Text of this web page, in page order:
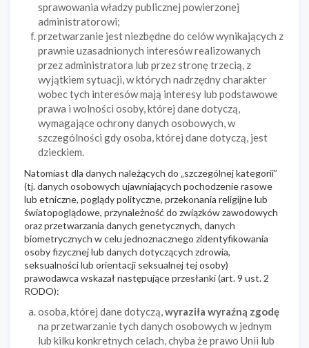
sprawowania władzy publicznej powierzonej
administratorowi;
przetwarzanie jest niezbędne do celów wynikających z
prawnie uzasadnionych interesów realizowanych
przez administratora lub przez stronę trzecią, z
wyjątkiem sytuacji, w których nadrzędny charakter
wobec tych interesów mają interesy lub podstawowe
prawa i wolności osoby, której dane dotyczą,
wymagające ochrony danych osobowych, w
szczególności gdy osoba, której dane dotyczą, jest
dzieckiem.
Natomiast dla danych należących do „szczególnej kategorii”
(tj. danych osobowych ujawniających pochodzenie rasowe
lub etniczne, poglądy polityczne, przekonania religijne lub
światopoglądowe, przynależność do związków zawodowych
oraz przetwarzania danych genetycznych, danych
biometrycznych w celu jednoznacznego zidentyfikowania
osoby fizycznej lub danych dotyczących zdrowia,
seksualności lub orientacji seksualnej tej osoby)
prawodawca wskazał następujące przesłanki (art. 9 ust. 2
RODO):
osoba, której dane dotyczą,wyraziła wyraźną zgodę
na przetwarzanie tych danych osobowych w jednym
lub kilku konkretnych celach, chyba że prawo Unii lub